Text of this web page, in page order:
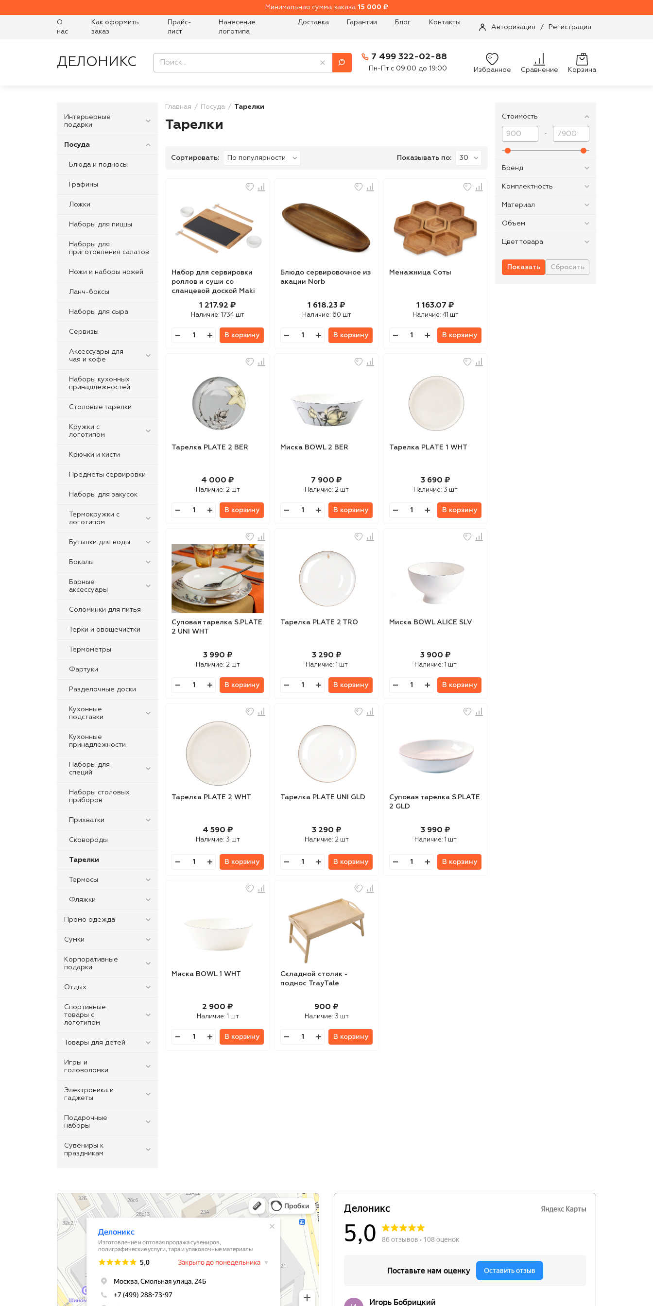
Минимальная сумма заказа 15 000 ₽
О
нас
Как оформить
заказ
Прайс-
лист
Нанесение
логотипа
Доставка Гарантии Блог Контакты
Авторизация / Регистрация
ДЕЛОНИКС 7 499 322-02-88
Пн-Пт с 09:00 до 19:00 Избранное Сравнение Корзина
Интерьерные
подарки
Посуда
Блюда и подносы
Графины
Ложки
Наборы для пиццы
Наборы для
приготовления салатов
Ножи и наборы ножей
Ланч-боксы
Наборы для сыра
Сервизы
Аксессуары для
чая и кофе
Наборы кухонных
принадлежностей
Столовые тарелки
Кружки с
логотипом
Крючки и кисти
Предметы сервировки
Наборы для закусок
Термокружки с
логотипом
Бутылки для воды
Бокалы
Барные
аксессуары
Соломинки для питья
Терки и овощечистки
Термометры
Фартуки
Разделочные доски
Кухонные
подставки
Кухонные
принадлежности
Наборы для
специй
Наборы столовых
приборов
Прихватки
Сковороды
Тарелки
Термосы
Фляжки
Промо одежда
Сумки
Корпоративные
подарки
Отдых
Спортивные
товары с
логотипом
Товары для детей
Игры и
головоломки
Электроника и
гаджеты
Подарочные
наборы
Сувениры к
праздникам
Главная Посуда Тарелки
Тарелки
Сортировать: Показывать по:
Набор для сервировки
роллов и суши со
сланцевой доской Maki
1 217.92 ₽
Наличие: 1734 шт
В корзину
Блюдо сервировочное из
акации Norb
1 618.23 ₽
Наличие: 60 шт
В корзину
Менажница Соты
1 163.07 ₽
Наличие: 41 шт
В корзину
Тарелка PLATE 2 BER
4 000 ₽
Наличие: 2 шт
В корзину
Миска BOWL 2 BER
7 900 ₽
Наличие: 2 шт
В корзину
Тарелка PLATE 1 WHT
3 690 ₽
Наличие: 3 шт
В корзину
Суповая тарелка S.PLATE
2 UNI WHT
3 990 ₽
Наличие: 2 шт
В корзину
Тарелка PLATE 2 TRO
3 290 ₽
Наличие: 1 шт
В корзину
Миска BOWL ALICE SLV
3 900 ₽
Наличие: 1 шт
В корзину
Тарелка PLATE 2 WHT
4 590 ₽
Наличие: 3 шт
В корзину
Тарелка PLATE UNI GLD
3 290 ₽
Наличие: 2 шт
В корзину
Суповая тарелка S.PLATE
2 GLD
3 990 ₽
Наличие: 1 шт
В корзину
Миска BOWL 1 WHT
2 900 ₽
Наличие: 1 шт
В корзину
Складной столик -
поднос TrayTale
900 ₽
Наличие: 3 шт
В корзину
Стоимость
-
Бренд
Комплектность
Материал
Объем
Цвет товара